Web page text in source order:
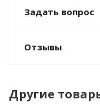
Задать вопрос
Отзывы
Другие